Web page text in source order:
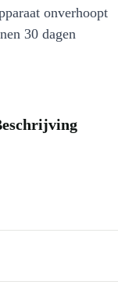
onverhoopt
30 dagen